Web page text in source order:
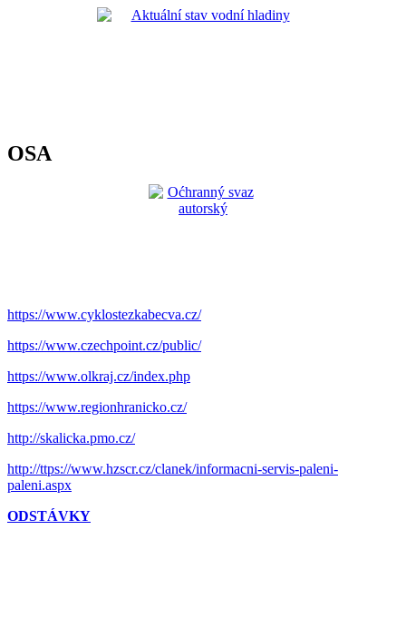
OSA
https://www.cyklostezkabecva.cz/
https://www.czechpoint.cz/public/
https://www.olkraj.cz/index.php
https://www.regionhranicko.cz/
http://skalicka.pmo.cz/
http://ttps://www.hzscr.cz/clanek/informacni-servis-paleni-
paleni.aspx
ODSTÁVKY